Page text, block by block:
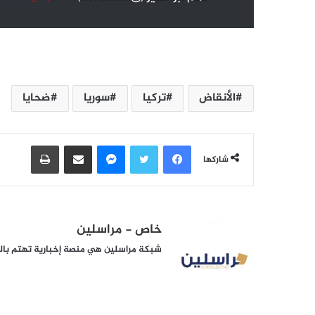
الأنقاض تركيا سوريا ضحايا
شاركها
فيسبوكتويتر ماسنجر مشاركة عبر البريد طباعة
خاص - مراسلين
شبكة مراسلين هي منصة إخبارية تهتم